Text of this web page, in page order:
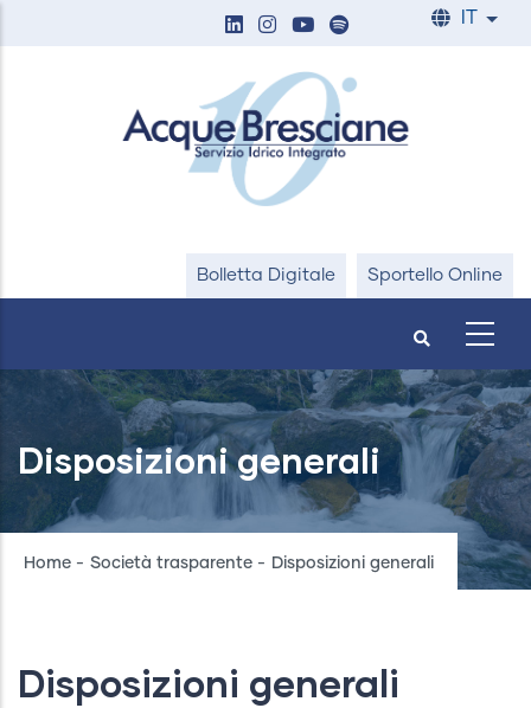
List
Bolletta Digitale Sportello Online
Disposizioni generali
Breadcrumb
Home - Società trasparente - Disposizioni generali
Disposizioni generali